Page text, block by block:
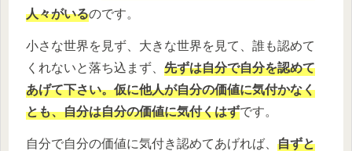
人々がいるのです。
小さな世界を見ず、大きな世界を見て、誰も認めて
くれないと落ち込まず、 先ずは自分で自分を認めて
あげて下さい。仮に他人が自分の価値に気付かなく
とも、自分は自分の価値に気付くはずです。
自分で自分の価値に気付き認めてあげれば、 自ずと